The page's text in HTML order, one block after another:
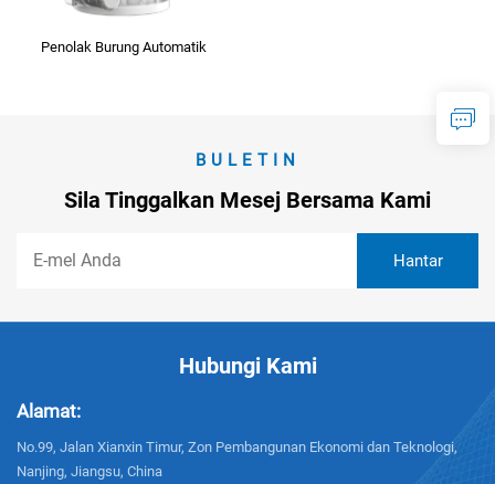
Penolak Burung Automatik
BULETIN
Sila Tinggalkan Mesej Bersama Kami
Hubungi Kami
Alamat:
No.99, Jalan Xianxin Timur, Zon Pembangunan Ekonomi dan Teknologi,
Nanjing, Jiangsu, China